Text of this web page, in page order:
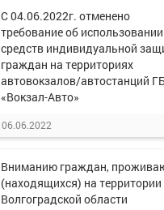
С 04.06.2022г. отменено
требование об использовании
средств индивидуальной
граждан на территориях
автовокзалов/автостанций
«Вокзал-Авто»
06.06.2022
Вниманию граждан,
(находящихся) на территории
Волгоградской области